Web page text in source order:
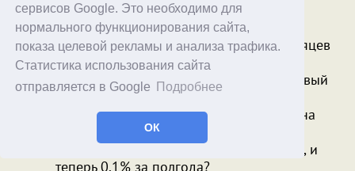
сервисов Google. Это необходимо для
нормального функционирования сайта,
показа целевой рекламы и анализа трафика.
Статистика использования сайта
отправляется в Google
Подробнее
ОК
Хорошо, кабы так, но всё равно очень
большая разница.
Ок. 19.25% за четыре года; за пять месяцев
(не за год) текущего - 0.1%?
Я допускаю, что много захватили в первый
год, когда у украинцев толком всё
вооружение - их храбрость. Допустим, на
второй год половину забрали назад.
Всё равно. 10% за следующие три года, и
теперь 0.1% за полгода?